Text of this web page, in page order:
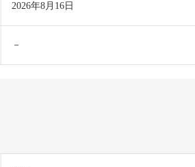
2026年8月16日
－